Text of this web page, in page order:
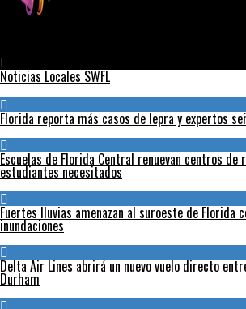
Noticias Locales SWFL
Florida reporta más casos de lepra y expertos
Escuelas de Florida Central renuevan centros de
estudiantes necesitados
Fuertes lluvias amenazan al suroeste de Florida
inundaciones
Delta Air Lines abrirá un nuevo vuelo directo
Durham